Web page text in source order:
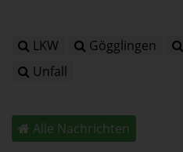
LKW Gögglingen
Unfall
Alle Nachrichten